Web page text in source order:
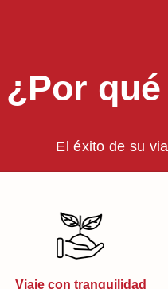
¿Por
El éxito de su
Viaje con tranquilidad